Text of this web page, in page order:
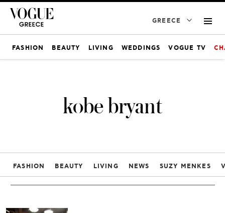
GREECE
FASHION BEAUTY LIVING WEDDINGS VOGUE TV
kobe bryant
FASHION BEAUTY LIVING NEWS SUZY MENKES